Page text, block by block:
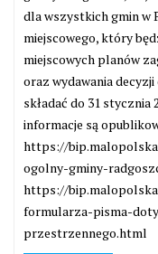
dla wszystkich gmin w
miejscowego, który
miejscowych planów
oraz wydawania
składać do 31 stycznia
informacje są
https://
ogolny-gminy-
https://
formularza-pisma-
przestrzennego.html